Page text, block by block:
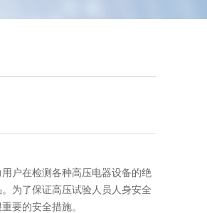
户在检测各种高压电器设备的绝
为了保证高压试验人员人身安全
要的安全措施。